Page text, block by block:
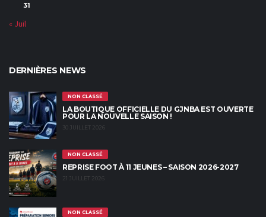
31
« Juil
DERNIÈRES NEWS
NON CLASSÉ
LA BOUTIQUE OFFICIELLE DU GJNBA EST OUVERTE
POUR LA NOUVELLE SAISON !
30 JUILLET 2026
NON CLASSÉ
REPRISE FOOT À 11 JEUNES – SAISON 2026-2027
21 JUILLET 2026
NON CLASSÉ